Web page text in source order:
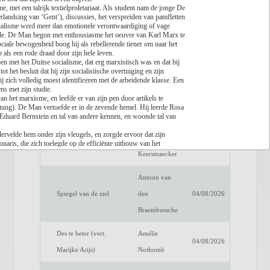
Lees recensie
Titel Auteur
Een verwittigd man is
niets waard Verhulst
Het raadsel van de
anderen
Benno
Barnard
Fake Profiel
Luc de
Keersmaecker
Spiegel van de ziel
Antoon van
den
Braembussche
04/08/2026
Des te beter (vert.
Marijke Arijs)
Amélie
Nothomb
04/08/2026
met een talrijk textielproletariaat. Als student nam de jonge De
van ‘Gent’), discussies, het verspreiden van pamfletten
werd meer dan emotionele verontwaardiging of vage
De Man begon met enthousiasme het oeuvre van Karl Marx te
bewogenheid boog hij als rebellerende tiener om naar het
een rode draad door zijn hele leven.
met het Duitse socialisme, dat erg marxistisch was en dat bij
het besluit dat hij zijn socialistische overtuiging en zijn
volledig moest identificeren met de arbeidende klasse. Een
met zijn studie.
het marxisme, en leefde er van zijn pen door artikels te
De Man vertoefde er in de zevende hemel. Hij leerde Rosa
Bernstein en tal van andere kennen, en woonde tal van
hem onder zijn vleugels, en zorgde ervoor dat zijn
die zich toelegde op de efficiënte uitbouw van het
Wereldoorlog dat de weg van de geleidelijkheid, het
De Man terug naar België. Daar werd hij een tijdlang de
vaderland werd.
Hij begon te reflecteren over het wat en hoe van het
andere dan weer kritisch tot heel kritisch. Biografe Mieke
Het boek gaf meteen een nieuw elan aan het